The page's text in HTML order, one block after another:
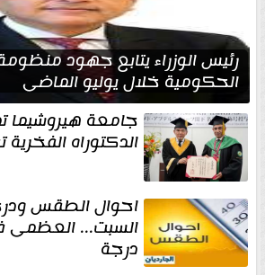
رئيس الوزراء يتابع جهود
الحكومية خلال يوليو الماضي
جامعة هيروشيما
الدكتوراه
احوال الطقس
درجة